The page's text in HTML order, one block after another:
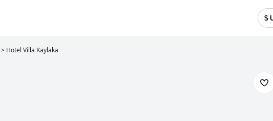
$
> Hotel Villa Kaylaka